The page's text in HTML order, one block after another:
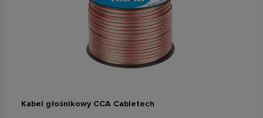
Kabel głośnikowy CCA Cabletech
do koszyka